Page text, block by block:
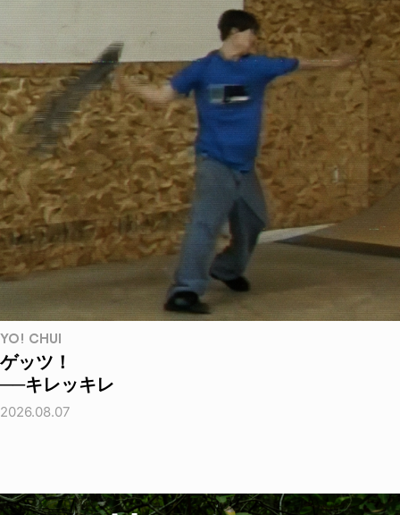
YO! CHUI
ゲッツ！
──キレッキレ
2026.08.07